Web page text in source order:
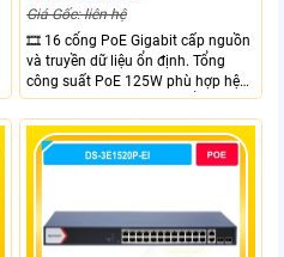
Giá Gốc: liên hệ
🎞 16 cổng PoE Gigabit cấp nguồn
và truyền dữ liệu ổn định. Tổng
công suất PoE 125W phù hợp hệ
thống camera IP vừa. 2 cổng RJ45
Gigabit và 2 cổng quang SFP mở
rộng linh hoạt. Hỗ trợ truyền PoE
xa tối đa lên đến 300 mét.